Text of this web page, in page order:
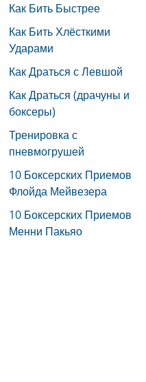
Как Бить Быстрее
Как Бить Хлёсткими
Ударами
Как Драться с Левшой
Как Драться (драчуны и
боксеры)
Тренировка с
пневмогрушей
10 Боксерских Приемов
Флойда Мейвезера
10 Боксерских Приемов
Менни Пакьяо